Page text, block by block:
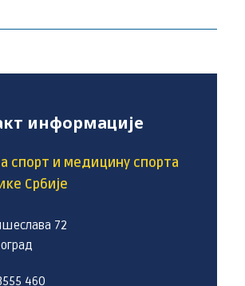
информације
спорт и медицину спорта
Србије
72
460